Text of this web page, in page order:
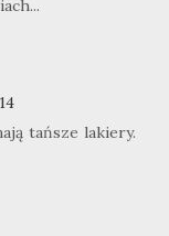
tańsze lakiery.